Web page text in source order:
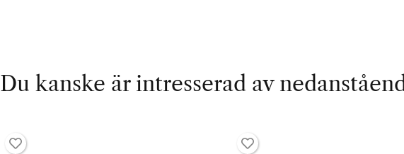
Du kanske är intresserad av